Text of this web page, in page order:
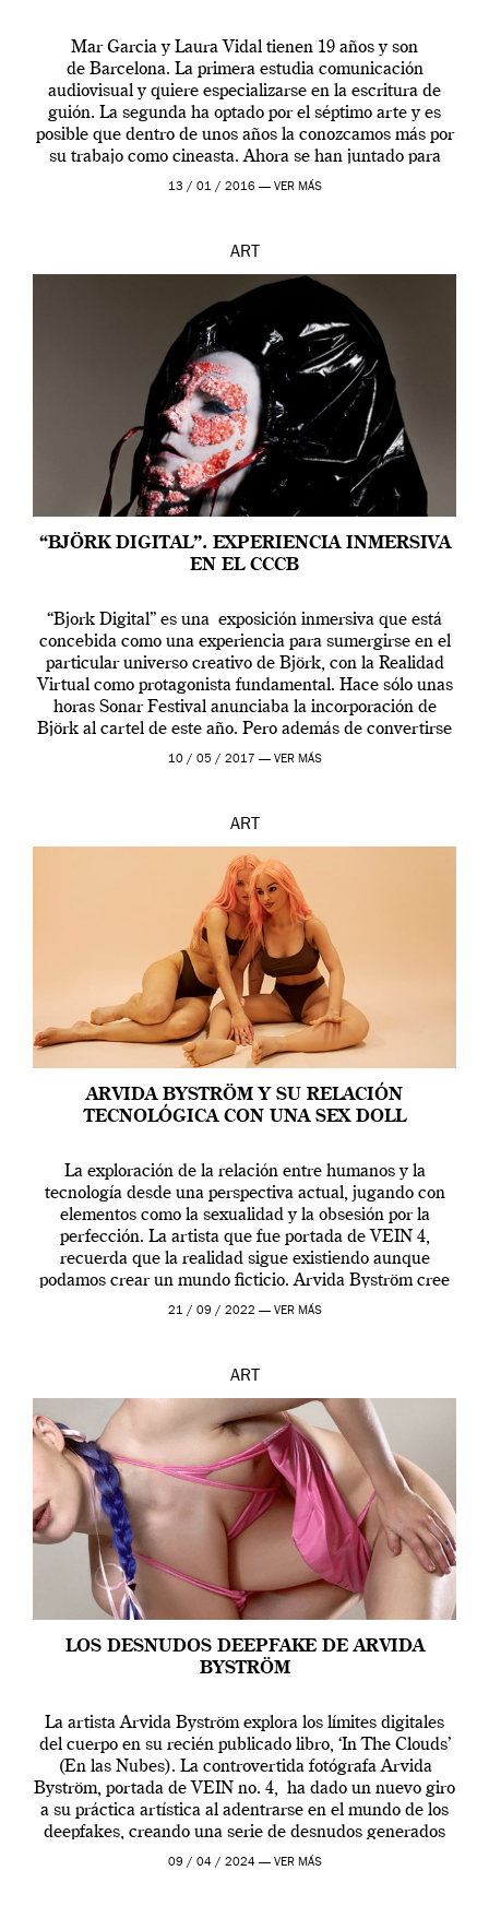
Mar Garcia y Laura Vidal tienen 19 años y son
de Barcelona. La primera estudia comunicación
audiovisual y quiere especializarse en la escritura de
guión. La segunda ha optado por el séptimo arte y es
posible que dentro de unos años la conozcamos más por
su trabajo como cineasta. Ahora se han juntado para
contarnos una […]
13 / 01 / 2016 — VER MÁS
ART
“BJÖRK DIGITAL”. EXPERIENCIA INMERSIVA
EN EL CCCB
“Bjork Digital” es una exposición inmersiva que está
concebida como una experiencia para sumergirse en el
particular universo creativo de Björk, con la Realidad
Virtual como protagonista fundamental. Hace sólo unas
horas Sonar Festival anunciaba la incorporación de
Björk al cartel de este año. Pero además de convertirse
en una de las actuaciones más relevantes […]
10 / 05 / 2017 — VER MÁS
ART
ARVIDA BYSTRÖM Y SU RELACIÓN
TECNOLÓGICA CON UNA SEX DOLL
La exploración de la relación entre humanos y la
tecnología desde una perspectiva actual, jugando con
elementos como la sexualidad y la obsesión por la
perfección. La artista que fue portada de VEIN 4,
recuerda que la realidad sigue existiendo aunque
podamos crear un mundo ficticio. Arvida Byström cree
que los humanos tienen un complejo […]
21 / 09 / 2022 — VER MÁS
ART
LOS DESNUDOS DEEPFAKE DE ARVIDA
BYSTRÖM
La artista Arvida Byström explora los límites digitales
del cuerpo en su recién publicado libro, ‘In The Clouds’
(En las Nubes). La controvertida fotógrafa Arvida
Byström, portada de VEIN no. 4, ha dado un nuevo giro
a su práctica artística al adentrarse en el mundo de los
deepfakes, creando una serie de desnudos generados
por […]
09 / 04 / 2024 — VER MÁS